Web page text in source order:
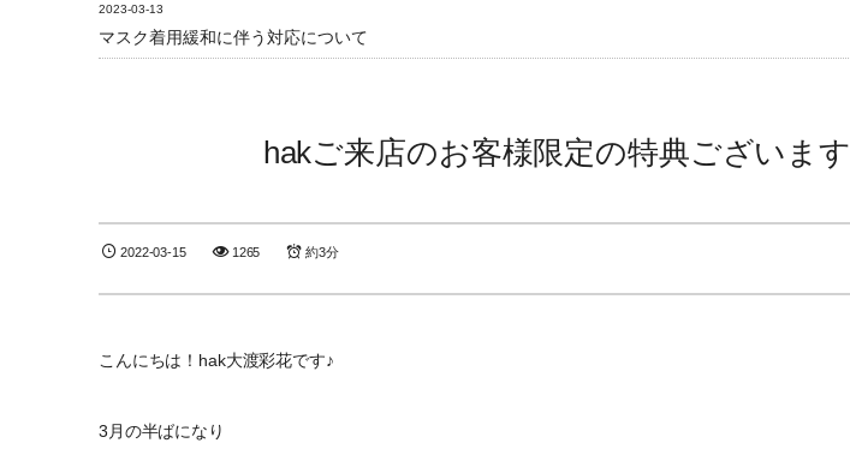
2023-03-13
マスク着用緩和に伴う対応について
hakご来店のお客様限定の特典ございます
2022-03-15 1265 約3分
こんにちは！hak大渡彩花です♪
3月の半ばになり